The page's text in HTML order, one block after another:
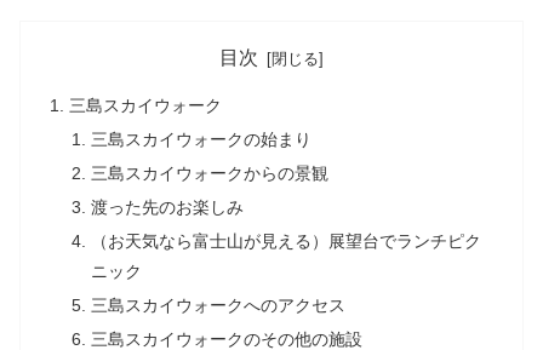
目次
三島スカイウォーク
三島スカイウォークの始まり
三島スカイウォークからの景観
渡った先のお楽しみ
（お天気なら富士山が見える）展望台でランチピク
ニック
三島スカイウォークへのアクセス
三島スカイウォークのその他の施設